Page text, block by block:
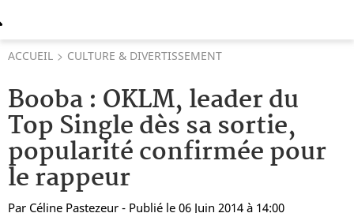
ACCUEIL CULTURE & DIVERTISSEMENT
Booba : OKLM, leader du
Top Single dès sa sortie,
popularité confirmée pour
le rappeur
Par Céline Pastezeur - Publié le 06 Juin 2014 à 14:00